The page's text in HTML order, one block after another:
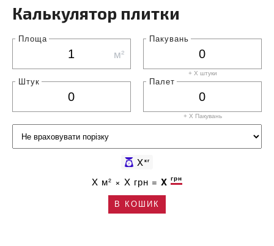
Калькулятор плитки
Площа
м²
Пакувань
+ X штуки
Штук Палет
+ X Пакувань
Xкг
X м² × X грн = X грн
В КОШИК